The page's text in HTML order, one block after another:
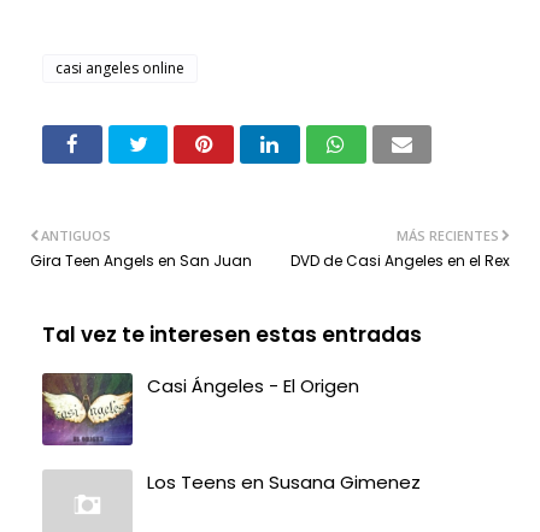
casi angeles online
MÁS RECIENTES
DVD de Casi Angeles en el Rex
ANTIGUOS
Gira Teen Angels en San Juan
Tal vez te interesen estas entradas
Casi Ángeles - El Origen
Los Teens en Susana Gimenez